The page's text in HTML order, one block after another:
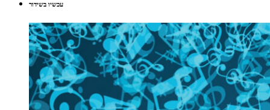
עכשיו בשידור